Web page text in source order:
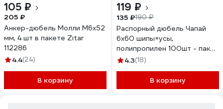
105 ₽
205 ₽
Анкер-дюбель Молли М6x52
мм, 4 шт в пакете Zitar
112286
4.4(24)
В корзину
119 ₽
135 ₽190 ₽
Распорный дюбель Чапай
6х60 шипы+усы,
полипропилен 100шт - пакет
Tech-Krep 117856
4.3(18)
В корзину